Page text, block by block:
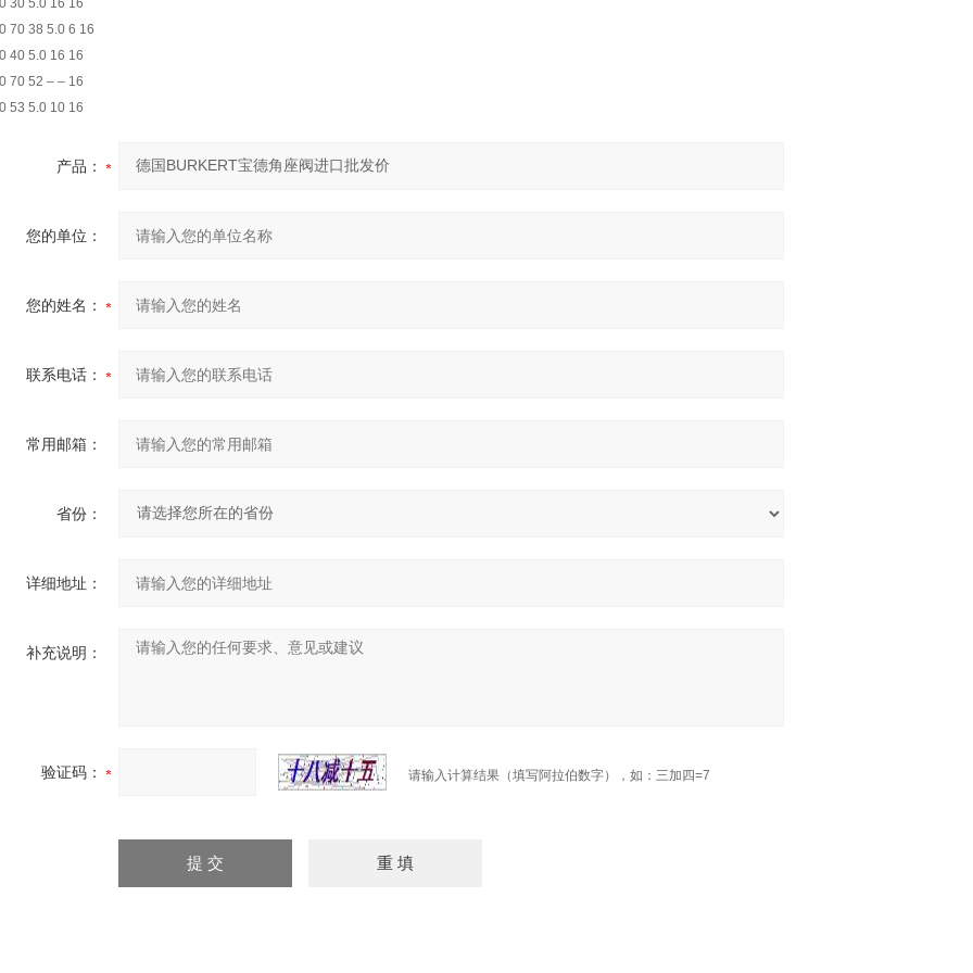
30 5.0 16 16
70 38 5.0 6 16
40 5.0 16 16
70 52 – – 16
53 5.0 10 16
产品：
您的单位：
您的姓名：
联系电话：
常用邮箱：
省份：
详细地址：
补充说明：
验证码： 请输入计算结果（填写阿拉伯数字），如：三加四=7